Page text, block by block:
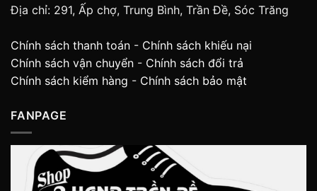
Địa chỉ: 291, Ấp chợ, Trung Bình, Trần Đề, Sóc Trăng
Chính sách thanh toán - Chính sách khiếu nại
Chính sách vận chuyển - Chính sách đổi trả
Chính sách kiểm hàng - Chính sách bảo mật
FANPAGE